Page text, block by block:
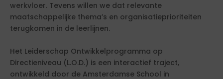
werkvloer. Tevens willen we dat relevante
maatschappelijke thema’s en organisatieprioriteiten
terugkomen in de leerlijnen.
Het Leiderschap Ontwikkelprogramma op
Directieniveau (L.O.D.) is een interactief traject,
ontwikkeld door de Amsterdamse School in